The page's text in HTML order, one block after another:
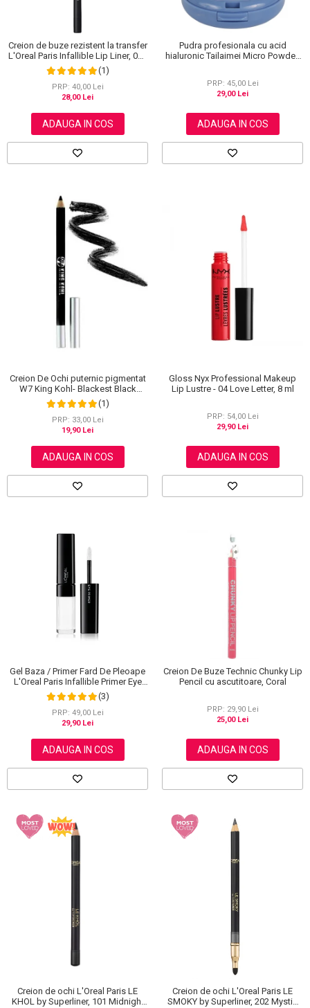
Creion de buze rezistent la transfer
L'Oreal Paris Infallible Lip Liner, 001
Highlight On Point
(1)
PRP: 40,00 Lei
28,00 Lei
ADAUGA IN COS
Pudra profesionala cu acid
hialuronic Tailaimei Micro Powder,
PRP: 45,00 Lei
29,00 Lei
ADAUGA IN COS
Creion De Ochi puternic pigmentat
W7 King Kohl- Blackest Black
(Negru) (1)
PRP: 33,00 Lei
19,90 Lei
ADAUGA IN COS
Gloss Nyx Professional Makeup
Lip Lustre - 04 Love Letter, 8 ml
PRP: 54,00 Lei
29,90 Lei
ADAUGA IN COS
Gel Baza / Primer Fard De Pleoape
L'Oreal Paris Infallible Primer Eye
Shadow Base 100, 3 ml
(3)
PRP: 49,00 Lei
29,90 Lei
ADAUGA IN COS
Creion De Buze Technic Chunky Lip
Pencil cu ascutitoare, Coral
PRP: 29,90 Lei
25,00 Lei
ADAUGA IN COS
Creion de ochi L'Oreal Paris LE
KHOL by Superliner, 101 Midnight
Creion de ochi L'Oreal Paris LE
SMOKY by Superliner, 202 Mystic